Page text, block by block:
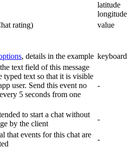
latitude
longitude
rating)
value
, details in the example keyboard
text field of this message
typed text so that it is visible
user. Send this event no
5 seconds from one
-
to start a chat without
by the client
-
that events for this chat are
-